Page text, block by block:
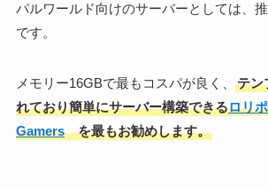
パルワールド向けのサーバーとしては、
です。
メモリー16GBで最もコスパが良く、
テン
れており簡単にサーバー構築できるロリ
Gamersを最もお勧めします。